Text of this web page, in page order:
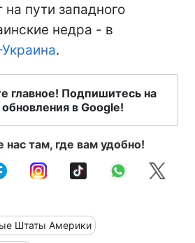
пути западного
недра - в
.
главное! Подпишитесь на
в Google!
нас там, где вам удобно!
Штаты Америки